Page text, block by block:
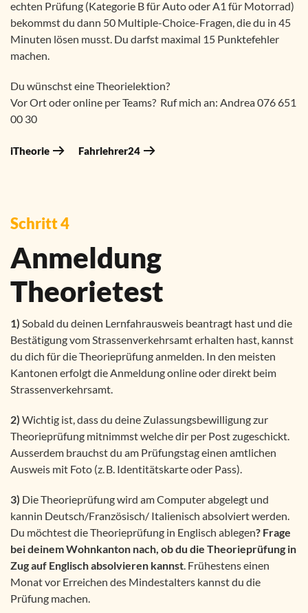
echten Prüfung (Kategorie B für Auto oder A1 für Motorrad)
bekommst du dann 50 Multiple-Choice-Fragen, die du in 45
Minuten lösen musst. Du darfst maximal 15 Punktefehler
machen.
Du wünschst eine Theorielektion?
Vor Ort oder online per Teams? Ruf mich an: Andrea 076 651
00 30
iTheorie Fahrlehrer24
Schritt 4
Anmeldung
Theorietest
1) Sobald du deinen Lernfahrausweis beantragt hast und die
Bestätigung vom Strassenverkehrsamt erhalten hast, kannst
du dich für die Theorieprüfung anmelden. In den meisten
Kantonen erfolgt die Anmeldung online oder direkt beim
Strassenverkehrsamt.
2) Wichtig ist, dass du deine Zulassungsbewilligung zur
Theorieprüfung mitnimmst welche dir per Post zugeschickt.
Ausserdem brauchst du am Prüfungstag einen amtlichen
Ausweis mit Foto (z. B. Identitätskarte oder Pass).
3) Die Theorieprüfung wird am Computer abgelegt und
kannin Deutsch/Französisch/ Italienisch absolviert werden.
Du möchtest die Theorieprüfung in Englisch ablegen? Frage
bei deinem Wohnkanton nach, ob du die Theorieprüfung in
Zug auf Englisch absolvieren kannst. Frühestens einen
Monat vor Erreichen des Mindestalters kannst du die
Prüfung machen.